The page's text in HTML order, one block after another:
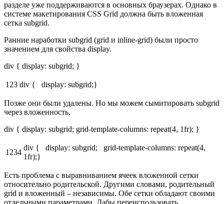
разделе уже поддерживаются в основных браузерах. Однако в
системе макетирования CSS Grid должна быть вложенная
сетка subgrid.
Ранние наработки subgrid (grid и inline-grid) были просто
значением для свойства display.
div { display: subgrid; }
123 div { display: subgrid;}
Позже они были удалены. Но мы можем сымитировать subgrid
через вложенность.
div { display: subgrid; grid-template-columns: repeat(4, 1fr); }
1234
div { display: subgrid; grid-template-columns: repeat(4,
1fr);}
Есть проблема с выравниванием ячеек вложенной сетки
относительно родительской. Другими словами, родительный
grid и вложенный – независимы. Обе сетки обладают своими
отдельными параметрами. Дабы переиспользовать